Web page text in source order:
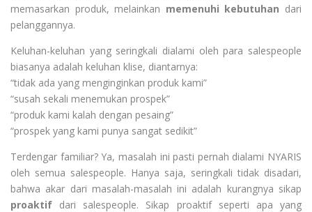
memasarkan produk, melainkan memenuhi kebutuhan dari
pelanggannya.
Keluhan-keluhan yang seringkali dialami oleh para salespeople
biasanya adalah keluhan klise, diantarnya:
“tidak ada yang menginginkan produk kami”
“susah sekali menemukan prospek”
“produk kami kalah dengan pesaing”
“prospek yang kami punya sangat sedikit”
Terdengar familiar? Ya, masalah ini pasti pernah dialami NYARIS
oleh semua salespeople. Hanya saja, seringkali tidak disadari,
bahwa akar dari masalah-masalah ini adalah kurangnya sikap
proaktif dari salespeople. Sikap proaktif seperti apa yang